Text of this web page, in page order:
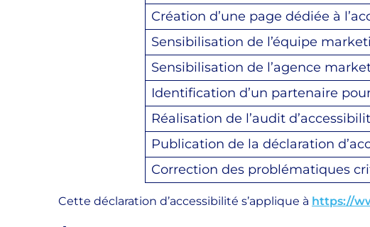
Création d’une page dédiée à
Sensibilisation de l’équipe
Sensibilisation de l’agence
Identification d’un partenaire
Réalisation de l’audit
Publication de la déclaration
Correction des problématiques
Cette déclaration d’accessibilité s’applique à https://